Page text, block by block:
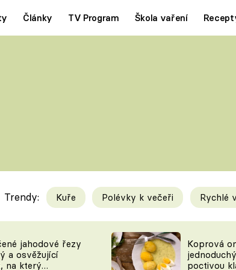
Články TV Program Škola vaření
VAŘÍ ŠÉF!
Tipy a triky
KAM ZA JÍDLEM
Trendy: Kuře Polévky k večeři Rychlé
jahodové řezy
a osvěžující
na který
Koprová
poctivou